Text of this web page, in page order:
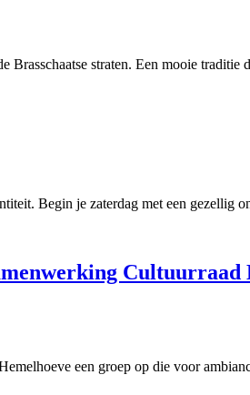
straten. Een mooie traditie
Begin je zaterdag met een gezellig
Cultuurraad
een groep op die voor